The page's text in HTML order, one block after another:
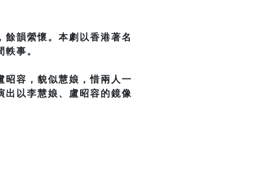
餘韻縈懷。本劇以香港著名
事。
昭容，貌似慧娘，惜兩人一
以李慧娘、盧昭容的鏡像